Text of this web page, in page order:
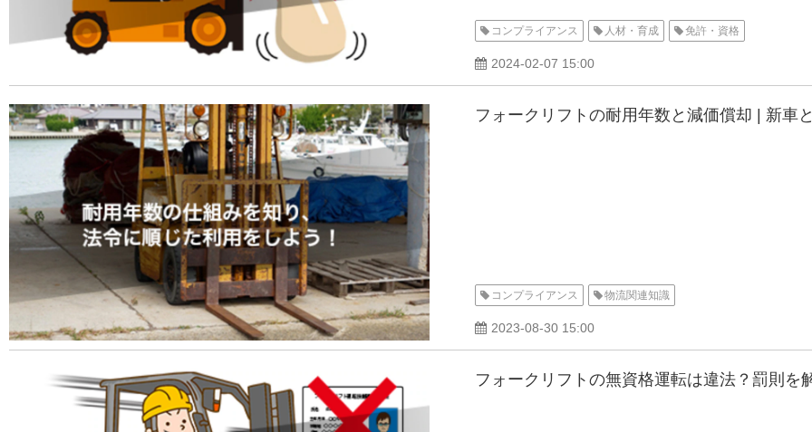
コンプライアンス 人材・育成 免許・資格
2024-02-07 15:00
フォークリフトの耐用年数と減価償却 | 新車
コンプライアンス 物流関連知識
2023-08-30 15:00
フォークリフトの無資格運転は違法？罰則を